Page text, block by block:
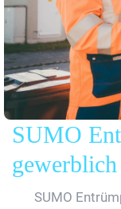
SUMO
SUMO